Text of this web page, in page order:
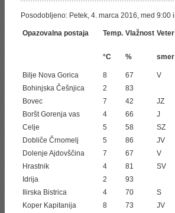
Posodobljeno: Petek, 4. marca 2016, med 9:00
Opazovalna postaja Temp. Vlažnost Veter
°C % smer
Bilje Nova Gorica
8 67 V
Bohinjska Češnjica
2
83
Bovec
7 42 JZ
Boršt Gorenja vas
4 66 J
Celje
5 58 SZ
Dobliče Črnomelj
5 86 JV
Dolenje Ajdovščina
7 67 V
Hrastnik
4 81 SV
Idrija
2
93
Ilirska Bistrica
4 70 S
Koper Kapitanija
8 73 JV